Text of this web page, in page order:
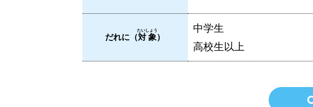
だれに（対象
たいしょう
）
中学生
高校生以上